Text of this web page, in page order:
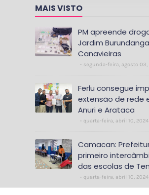
MAIS VISTO
PM apreende
Jardim
Canavieiras
segunda-feira, agosto 03,
Ferlu consegue
extensão de rede
Anuri e Arataca
quarta-feira, abril 10, 2024
Camacan:
primeiro
das escolas de
quarta-feira, abril 10, 2024